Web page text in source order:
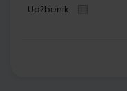
Udžbenik